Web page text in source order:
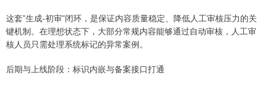
这套”生成-初审”闭环，是保证内容质量稳定、降低人工审核压力的关
键机制。在理想状态下，大部分常规内容能够通过自动审核，人工审
核人员只需处理系统标记的异常案例。
后期与上线阶段：标识内嵌与备案接口打通